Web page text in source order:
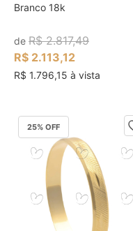
Branco 18k
de R$ 2.817,49
R$ 2.113,12
R$ 1.796,15 à vista
25% OFF